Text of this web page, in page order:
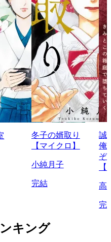
冬子の婿取り
【マイクロ】
小純月子
完結
誠
俺
ぞ
高
完
キング